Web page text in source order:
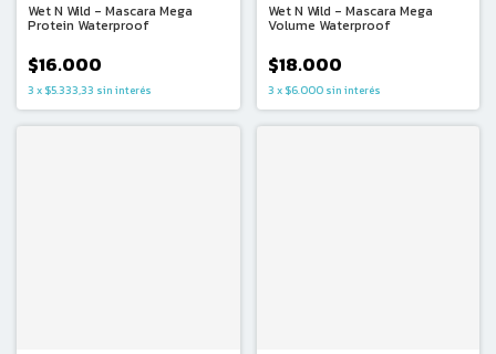
Wet N Wild - Mascara Mega
Protein Waterproof
$16.000
3 x $5.333,33 sin interés
Wet N Wild - Mascara Mega
Volume Waterproof
$18.000
3 x $6.000 sin interés